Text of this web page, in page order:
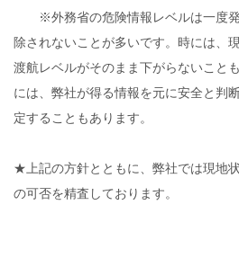
※外務省の危険情報レベルは一度発
除されないことが多いです。時には、
渡航レベルがそのまま下がらないこと
には、弊社が得る情報を元に安全と判
定することもあります。
★上記の方針とともに、弊社では現地
の可否を精査しております。